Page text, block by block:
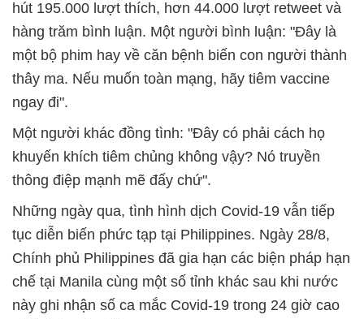
hút 195.000 lượt thích, hơn 44.000 lượt retweet và
hàng trăm bình luận. Một người bình luận: "Đây là
một bộ phim hay về căn bệnh biến con người thành
thây ma. Nếu muốn toàn mạng, hãy tiêm vaccine
ngay đi".
Một người khác đồng tình: "Đây có phải cách họ
khuyến khích tiêm chủng không vậy? Nó truyền
thông điệp mạnh mẽ đấy chứ".
Những ngày qua, tình hình dịch Covid-19 vẫn tiếp
tục diễn biến phức tạp tại Philippines. Ngày 28/8,
Chính phủ Philippines đã gia hạn các biện pháp hạn
chế tại Manila cùng một số tỉnh khác sau khi nước
này ghi nhận số ca mắc Covid-19 trong 24 giờ cao